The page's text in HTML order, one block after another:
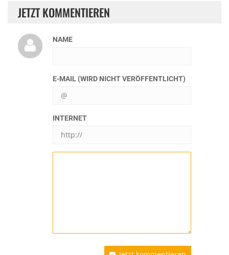
JETZT KOMMENTIEREN
NAME
E-MAIL (WIRD NICHT VERÖFFENTLICHT)
INTERNET